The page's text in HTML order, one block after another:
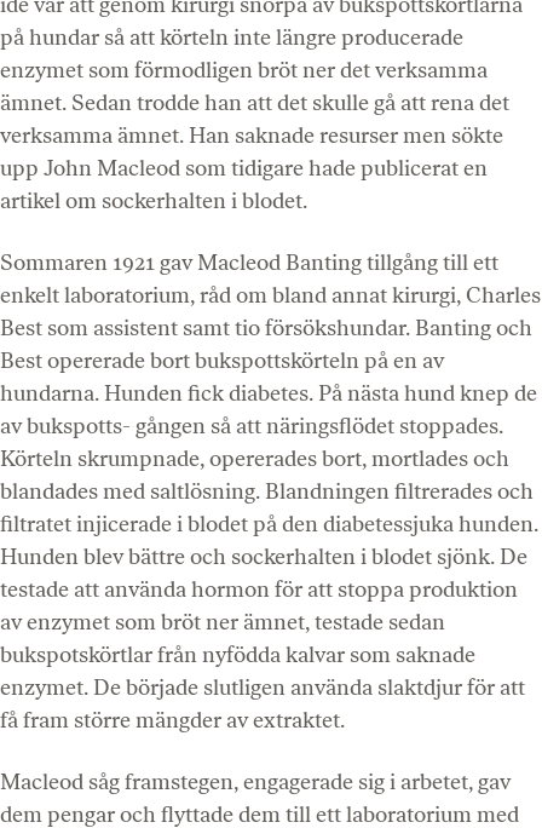
på hundar så att körteln inte längre producerade
enzymet som förmodligen bröt ner det verksamma
ämnet. Sedan trodde han att det skulle gå att rena det
verksamma ämnet. Han saknade resurser men sökte
upp John Macleod som tidigare hade publicerat en
artikel om sockerhalten i blodet.
Sommaren 1921 gav Macleod Banting tillgång till ett
enkelt laboratorium, råd om bland annat kirurgi, Charles
Best som assistent samt tio försökshundar. Banting och
Best opererade bort bukspottskörteln på en av
hundarna. Hunden fick diabetes. På nästa hund knep de
av bukspotts- gången så att näringsflödet stoppades.
Körteln skrumpnade, opererades bort, mortlades och
blandades med saltlösning. Blandningen filtrerades och
filtratet injicerade i blodet på den diabetessjuka hunden.
Hunden blev bättre och sockerhalten i blodet sjönk. De
testade att använda hormon för att stoppa produktion
av enzymet som bröt ner ämnet, testade sedan
bukspotskörtlar från nyfödda kalvar som saknade
enzymet. De började slutligen använda slaktdjur för att
få fram större mängder av extraktet.
Macleod såg framstegen, engagerade sig i arbetet, gav
dem pengar och flyttade dem till ett laboratorium med